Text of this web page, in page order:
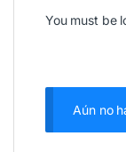
You must be
Aún no